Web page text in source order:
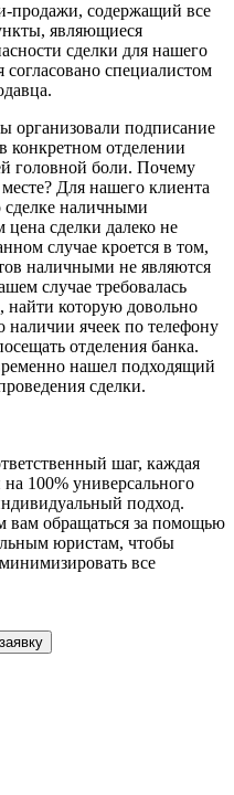
продажи, содержащий все
являющиеся
сделки для нашего
специалистом
подписание
конкретном отделении
головной боли. Почему
Для нашего клиента
сделке наличными
сделки далеко не
случае кроется в том,
наличными не являются
случае требовалась
найти которую довольно
ячеек по телефону
отделения банка.
нашел подходящий
сделки.
шаг, каждая
100% универсального
подход.
обращаться за помощью
юристам, чтобы
все